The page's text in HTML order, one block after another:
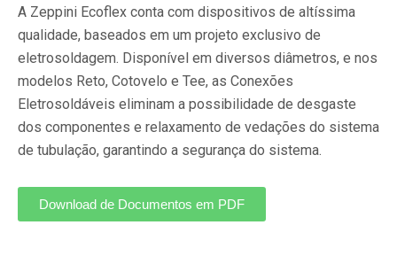
A Zeppini Ecoflex conta com dispositivos de altíssima
qualidade, baseados em um projeto exclusivo de
eletrosoldagem. Disponível em diversos diâmetros, e nos
modelos Reto, Cotovelo e Tee, as Conexões
Eletrosoldáveis eliminam a possibilidade de desgaste
dos componentes e relaxamento de vedações do sistema
de tubulação, garantindo a segurança do sistema.
Download de Documentos em PDF